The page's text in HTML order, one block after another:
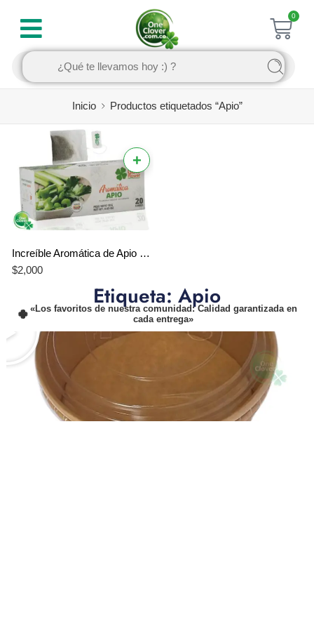
0
Inicio Productos etiquetados “Apio”
+
Increíble Aromática de Apio Gold Flower – El Mejor Sabor Saludable y Natural
$2,000
Etiqueta: Apio
«Los favoritos de nuestra comunidad: Calidad garantizada en
cada entrega»